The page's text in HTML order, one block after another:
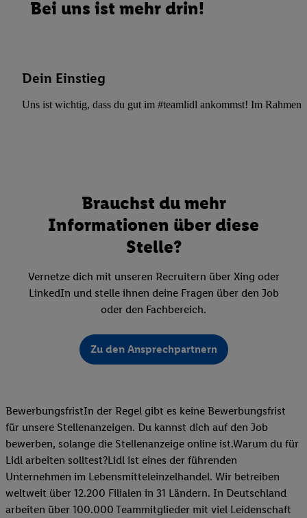
Bei uns ist mehr drin!
Dein Einstieg
Uns ist wichtig, dass du gut im #teamlidl ankommst! Im Rahmen
Brauchst du mehr
Informationen über diese
Stelle?
Vernetze dich mit unseren Recruitern über Xing oder
LinkedIn und stelle ihnen deine Fragen über den Job
oder den Fachbereich.
Zu den Ansprechpartnern
BewerbungsfristIn der Regel gibt es keine Bewerbungsfrist
für unsere Stellenanzeigen. Du kannst dich auf den Job
bewerben, solange die Stellenanzeige online ist.Warum du für
Lidl arbeiten solltest?Lidl ist eines der führenden
Unternehmen im Lebensmitteleinzelhandel. Wir betreiben
weltweit über 12.200 Filialen in 31 Ländern. In Deutschland
arbeiten über 100.000 Teammitglieder mit viel Leidenschaft